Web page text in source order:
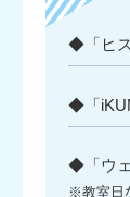
◆「ヒ
◆「
◆「ウ
※教室日